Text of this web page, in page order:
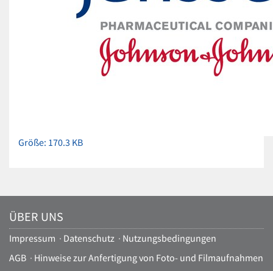
Zeige
Größe…
Größe: 170.3 KB
ÜBER UNS
Impressum · Datenschutz · Nutzungsbedingungen
AGB · Hinweise zur Anfertigung von Foto- und Filmaufnahmen